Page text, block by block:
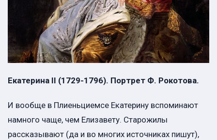
Екатерина II (1729-1796). Портрет Ф. Рокотова.
И вообще в Плиеньциемсе Екатерину вспоминают
намного чаще, чем Елизавету. Старожилы
рассказывают (да и во многих источниках пишут),